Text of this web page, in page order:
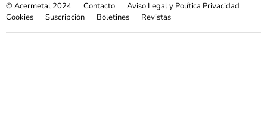
© Acermetal 2024 Contacto
Aviso Legal y Política Privacidad
Cookies
Suscripción Boletines Revistas